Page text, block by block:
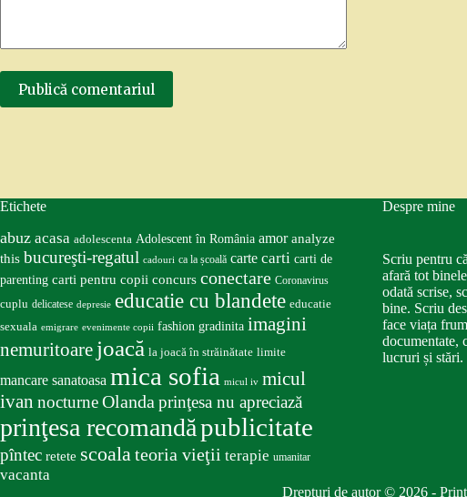
Publică comentariul
Etichete
abuz acasa adolescenta Adolescent în România amor analyze
this bucureşti-regatul cadouri ca la școală carte carti carti de
parenting carti pentru copii concurs conectare Coronavirus
cuplu delicatese depresie educatie cu blandete educatie
sexuala emigrare evenimente copii fashion gradinita imagini
nemuritoare joacă la joacă în străinătate limite
mancare sanatoasa mica sofia micul iv micul
ivan nocturneOlanda prinţesa nu apreciază
prinţesa recomandăpublicitate
pîntec retete scoalateoria vieţii terapie umanitar
vacanta
Despre mine
Scriu pentru
afară tot
odată scrise,
bine. Scriu
face viața
documentate,
lucruri și stări.
Drepturi de autor © 2026 -